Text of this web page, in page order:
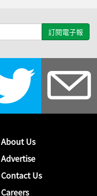
About Us
Advertise
Contact Us
Careers